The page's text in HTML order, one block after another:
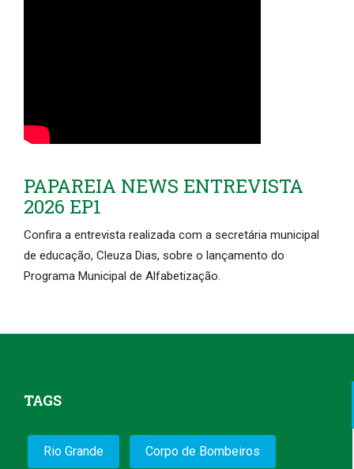
PAPAREIA NEWS ENTREVISTA
2026 EP1
Confira a entrevista realizada com a secretária municipal
de educação, Cleuza Dias, sobre o lançamento do
Programa Municipal de Alfabetização.
TAGS
Rio Grande Corpo de Bombeiros